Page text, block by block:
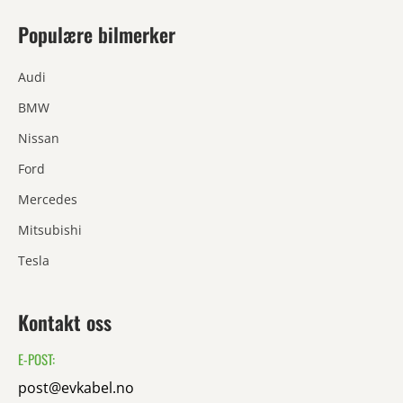
Populære bilmerker
Audi
BMW
Nissan
Ford
Mercedes
Mitsubishi
Tesla
Kontakt oss
E-POST:
post@evkabel.no